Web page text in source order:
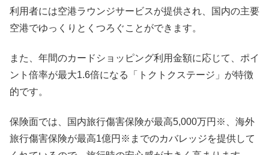
利用者には空港ラウンジサービスが提供され、国内の主要
空港でゆっくりとくつろぐことができます。
また、年間のカードショッピング利用金額に応じて、ポイ
ント倍率が最大1.6倍になる「トクトクステージ」が特徴
的です。
保険面では、国内旅行傷害保険が最高5,000万円※、海外
旅行傷害保険が最高1億円※までのカバレッジを提供して